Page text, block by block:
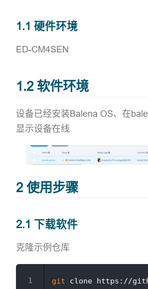
1.1 硬件环境
ED-CM4SEN
1.2 软件环境
设备已经安装Balena OS、在
显示设备在线
2 使用步骤
2.1 下载软件
克隆示例仓库
git